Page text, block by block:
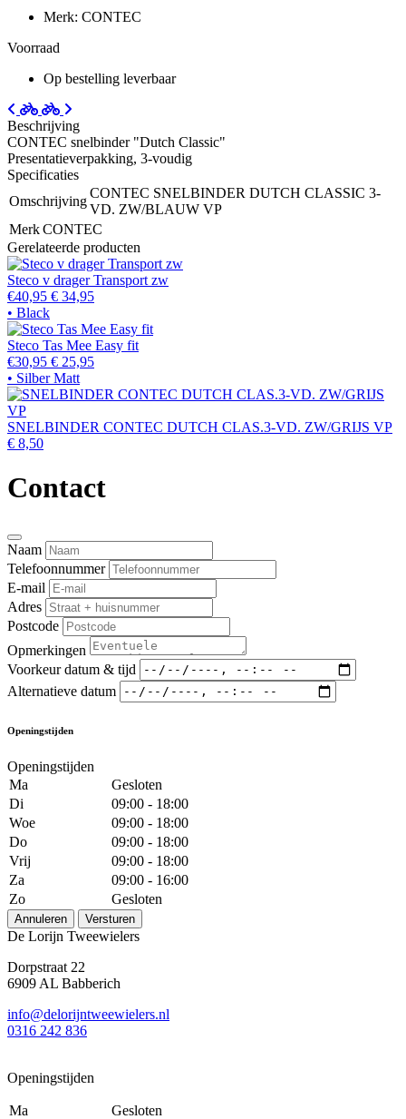
Merk: CONTEC
Voorraad
Op bestelling leverbaar
Beschrijving
CONTEC snelbinder "Dutch Classic"
Presentatieverpakking, 3-voudig
Specificaties
Omschrijving
CONTEC SNELBINDER DUTCH CLASSIC 3-
VD. ZW/BLAUW VP
MerkCONTEC
Gerelateerde producten
Steco v drager Transport zw
€40,95 € 34,95
• Black
Steco Tas Mee Easy fit
€30,95 € 25,95
• Silber Matt
SNELBINDER CONTEC DUTCH CLAS.3-VD. ZW/GRIJS VP
€ 8,50
Contact
Naam
Telefoonnummer
E-mail
Adres
Postcode
Opmerkingen
Voorkeur datum & tijd
Alternatieve datum
Openingstijden
Openingstijden
Ma
Gesloten
Di
09:00 - 18:00
Woe
09:00 - 18:00
Do
09:00 - 18:00
Vrij
09:00 - 18:00
Za
09:00 - 16:00
Zo
Gesloten
Annuleren Versturen
De Lorijn Tweewielers
Dorpstraat 22
6909 AL Babberich
info@delorijntweewielers.nl
0316 242 836
Openingstijden
Ma
Gesloten